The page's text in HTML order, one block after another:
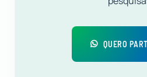
QUERO